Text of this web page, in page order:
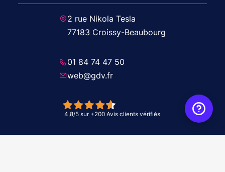
2 rue Nikola Tesla
77183 Croissy-Beaubourg
01 84 74 47 50
web@gdv.fr